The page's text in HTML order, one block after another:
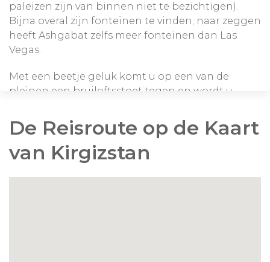
paleizen zijn van binnen niet te bezichtigen).
Bijna overal zijn fonteinen te vinden; naar zeggen
heeft Ashgabat zelfs meer fonteinen dan Las
Vegas.
Met een beetje geluk komt u op een van de
pleinen een bruiloftsstoet tegen en wordt u
standbeeld van
Turkmenbashi
. U zult zich
verwonderen over de tapijtachtige sluiers waarin
de bruiden gehuld zijn.
Een ander hoogtepunt is een bezoek aan de
De Reisroute op de Kaart
van Kirgizstan